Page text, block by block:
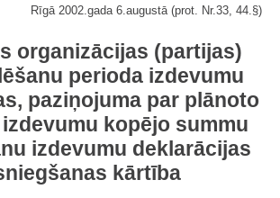
Rīgā 2002.gada 6.augustā (prot. Nr.33, 44.§)
organizācijas (partijas)
perioda izdevumu
paziņojuma par plānoto
kopējo summu
izdevumu deklarācijas
kārtība